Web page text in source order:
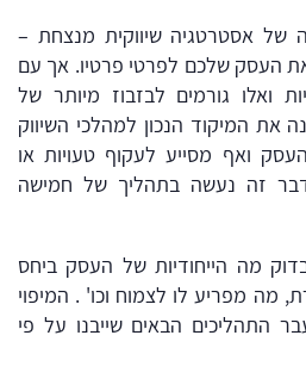
של אסטרטגיה שיווקית מנצחת –
העסק שלכם לפרטי פרטיו. אך עם
ואלו גורמים לבזבוז מיותר של
את המיקוד הנכון למהלכי השיווק
ואף מסייע לעקוף טעויות או
דבר זה נעשה בתהליך של חמישה
מה הייחודיות של העסק ביחס
מה מפריע לו לצמוח וכו' . המיפוי
התהליכים הבאים שייבנו על פי